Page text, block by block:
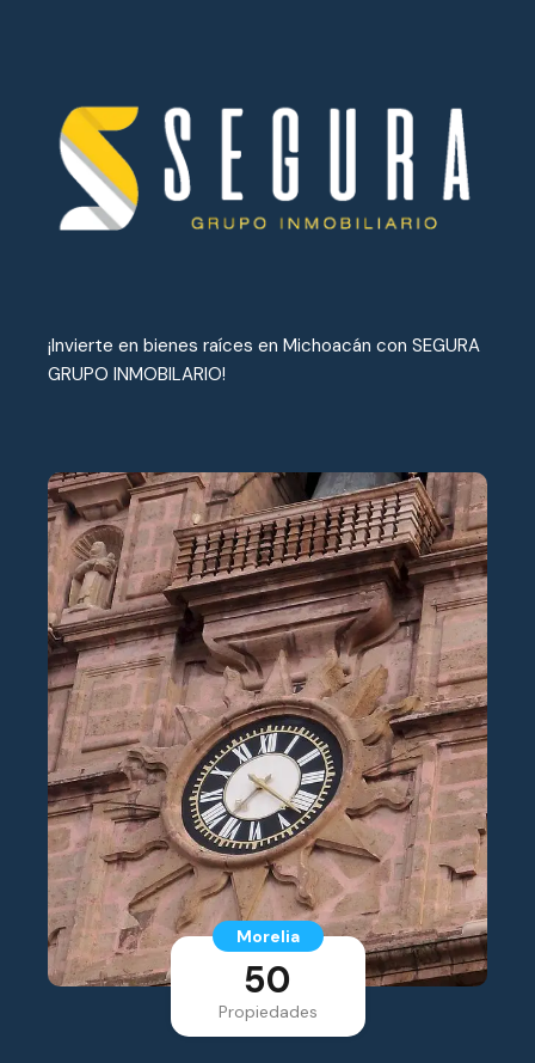
¡Invierte en bienes raíces en Michoacán con SEGURA
GRUPO INMOBILARIO!
Morelia
50
Propiedades